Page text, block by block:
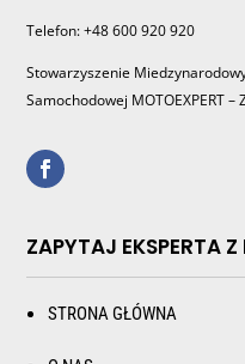
Telefon: +48 600 920 920
Stowarzyszenie
Samochodowej MOTOEXPERT –
ZAPYTAJ EKSPERTA
STRONA GŁÓWNA